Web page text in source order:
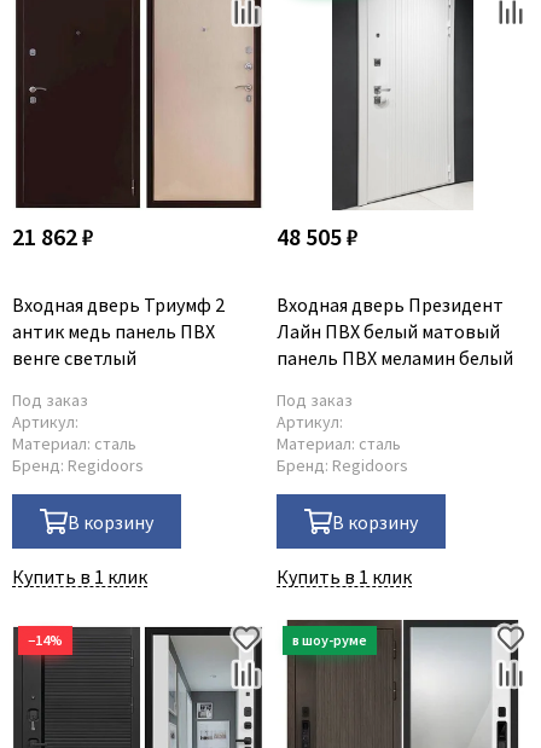
21 862 ₽
Входная дверь Триумф 2
антик медь панель ПВХ
венге светлый
Под заказ
Артикул:
Материал: сталь
Бренд: Regidoors
В корзину
Купить в 1 клик
48 505 ₽
Входная дверь Президент
Лайн ПВХ белый матовый
панель ПВХ меламин белый
Под заказ
Артикул:
Материал: сталь
Бренд: Regidoors
В корзину
Купить в 1 клик
−14%